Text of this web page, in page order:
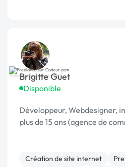
Brigitte Guet
Disponible
Développeur, Webdesigner,
plus de 15 ans (agence de
Création de site internet